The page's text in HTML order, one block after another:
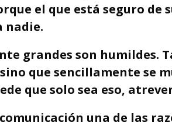
el que está seguro de
nadie.
grandes son humildes.
que sencillamente se
que solo sea eso,
una de las